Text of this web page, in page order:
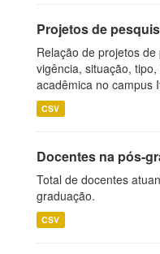
Projetos de
Relação de projetos
vigência, situação,
acadêmica no campus
CSV
Docentes na pós-
Total de docentes
graduação.
CSV